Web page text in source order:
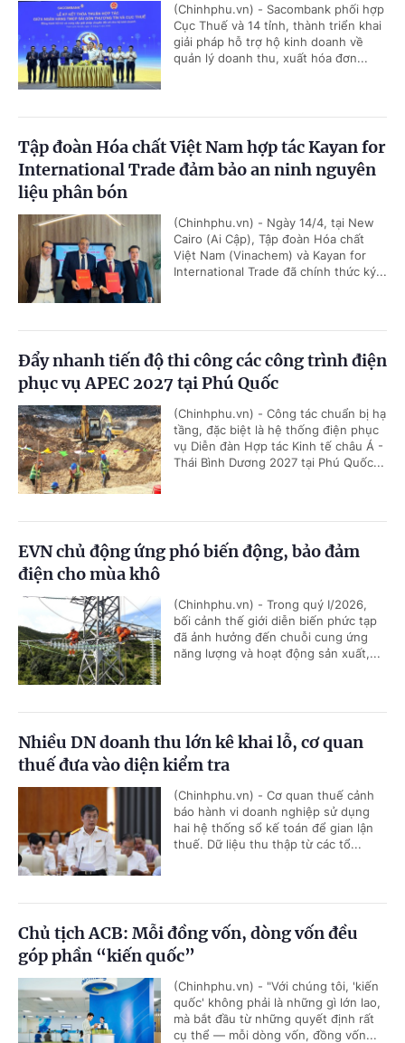
(Chinhphu.vn) - Sacombank phối hợp
Cục Thuế và 14 tỉnh, thành triển khai
giải pháp hỗ trợ hộ kinh doanh về
quản lý doanh thu, xuất hóa đơn...
Tập đoàn Hóa chất Việt Nam hợp tác Kayan for
International Trade đảm bảo an ninh nguyên
liệu phân bón
(Chinhphu.vn) - Ngày 14/4, tại New
Cairo (Ai Cập), Tập đoàn Hóa chất
Việt Nam (Vinachem) và Kayan for
International Trade đã chính thức ký...
Đẩy nhanh tiến độ thi công các công trình điện
phục vụ APEC 2027 tại Phú Quốc
(Chinhphu.vn) - Công tác chuẩn bị hạ
tầng, đặc biệt là hệ thống điện phục
vụ Diễn đàn Hợp tác Kinh tế châu Á -
Thái Bình Dương 2027 tại Phú Quốc...
EVN chủ động ứng phó biến động, bảo đảm
điện cho mùa khô
(Chinhphu.vn) - Trong quý I/2026,
bối cảnh thế giới diễn biến phức tạp
đã ảnh hưởng đến chuỗi cung ứng
năng lượng và hoạt động sản xuất,...
Nhiều DN doanh thu lớn kê khai lỗ, cơ quan
thuế đưa vào diện kiểm tra
(Chinhphu.vn) - Cơ quan thuế cảnh
báo hành vi doanh nghiệp sử dụng
hai hệ thống sổ kế toán để gian lận
thuế. Dữ liệu thu thập từ các tổ...
Chủ tịch ACB: Mỗi đồng vốn, dòng vốn đều
góp phần “kiến quốc”
(Chinhphu.vn) - "Với chúng tôi, 'kiến
quốc' không phải là những gì lớn lao,
mà bắt đầu từ những quyết định rất
cụ thể — mỗi dòng vốn, đồng vốn...